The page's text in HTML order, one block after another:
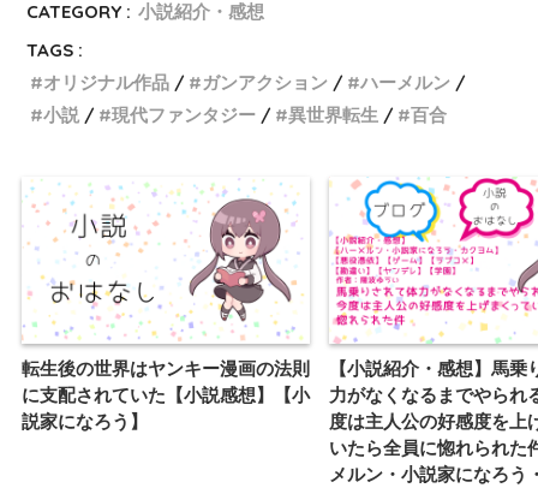
CATEGORY : 小説紹介・感想
TAGS :
オリジナル作品
ガンアクション
ハーメルン
小説
現代ファンタジー 異世界転生 百合
転生後の世界はヤンキー漫画の法則
に支配されていた【小説感想】【小
説家になろう】
【小説紹介・感想】馬乗
力がなくなるまでやられ
度は主人公の好感度を上
いたら全員に惚れられた
メルン・小説家になろう